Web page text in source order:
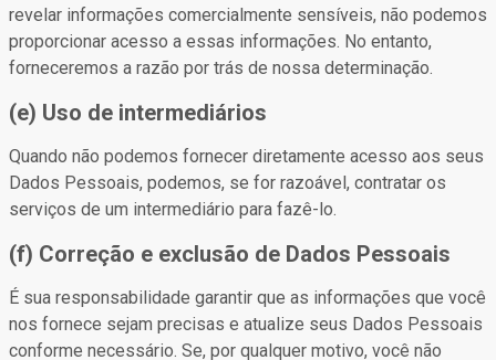
revelar informações comercialmente sensíveis, não podemos
proporcionar acesso a essas informações. No entanto,
forneceremos a razão por trás de nossa determinação.
(e) Uso de intermediários
Quando não podemos fornecer diretamente acesso aos seus
Dados Pessoais, podemos, se for razoável, contratar os
serviços de um intermediário para fazê-lo.
(f) Correção e exclusão de Dados Pessoais
É sua responsabilidade garantir que as informações que você
nos fornece sejam precisas e atualize seus Dados Pessoais
conforme necessário. Se, por qualquer motivo, você não